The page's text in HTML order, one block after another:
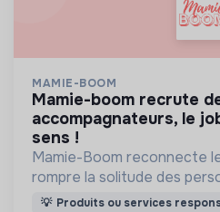
MAMIE-BOOM
mamie-boom recrute des gentils
accompagnateurs, le
sens !
Mamie-Boom reconnecte
rompre la solitude des
visites d'étudiants chaque
💡 Produits ou services